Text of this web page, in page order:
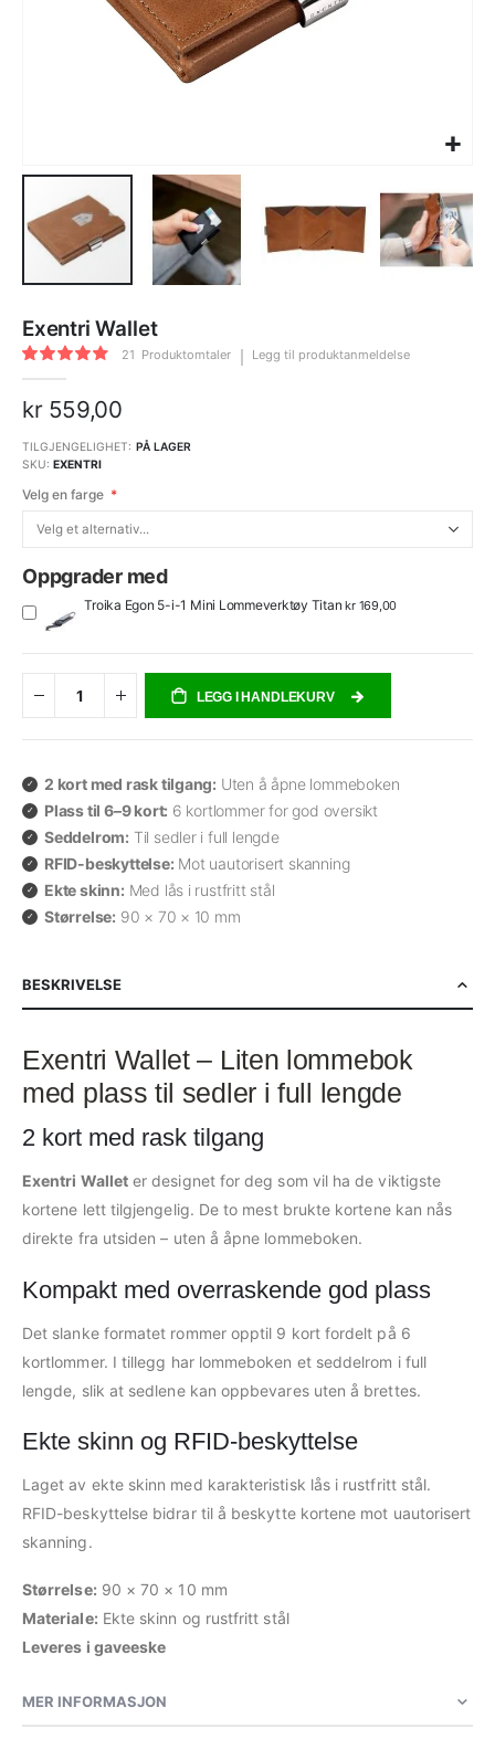
begynnelsen
av
bildegalleri
Exentri Wallet
Rating:
87
% of100
21 Produktomtaler Legg til produktanmeldelse
kr 559,00
TILGJENGELIGHET: PÅ LAGER
SKU EXENTRI
Velg en farge
Oppgrader med
Troika Egon 5-i-1 Mini Lommeverktøy Titankr 169,00
LEGG I HANDLEKURV
2 kort med rask tilgang: Uten å åpne lommeboken
Plass til 6–9 kort: 6 kortlommer for god oversikt
Seddelrom: Til sedler i full lengde
RFID-beskyttelse: Mot uautorisert skanning
Ekte skinn: Med lås i rustfritt stål
Størrelse: 90 × 70 × 10 mm
BESKRIVELSE
Exentri Wallet – Liten lommebok
med plass til sedler i full lengde
2 kort med rask tilgang
Exentri Walleter designet for deg som vil ha de viktigste
kortene lett tilgjengelig. De to mest brukte kortene kan nås
direkte fra utsiden – uten å åpne lommeboken.
Kompakt med overraskende god plass
Det slanke formatet rommer opptil 9 kort fordelt på 6
kortlommer. I tillegg har lommeboken et seddelrom i full
lengde, slik at sedlene kan oppbevares uten å brettes.
Ekte skinn og RFID-beskyttelse
Laget av ekte skinn med karakteristisk lås i rustfritt stål.
RFID-beskyttelse bidrar til å beskytte kortene mot uautorisert
skanning.
Størrelse: 90 × 70 × 10 mm
Materiale: Ekte skinn og rustfritt stål
Leveres i gaveeske
MER INFORMASJON